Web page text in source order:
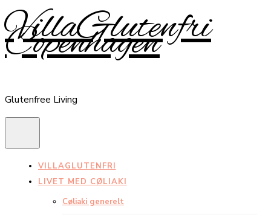
VillaGlutenfri
Copenhagen
Glutenfree Living
VILLAGLUTENFRI
LIVET MED CØLIAKI
Cøliaki generelt